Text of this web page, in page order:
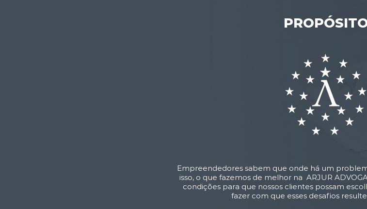
Empreendedores sabem que onde há um
isso, o que fazemos de melhor na ARJUR
condições para que nossos clientes possam
fazer com que esses desafios